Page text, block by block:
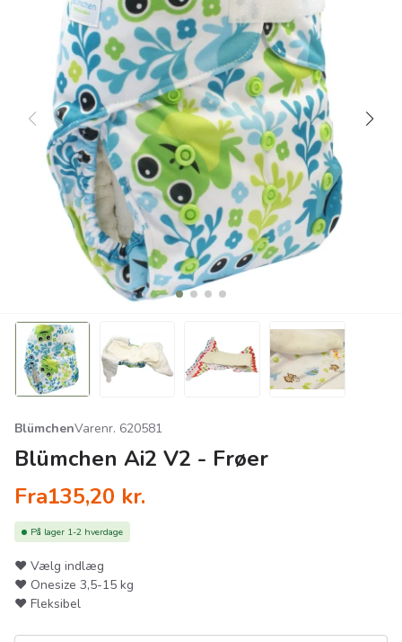
BlümchenVarenr. 620581
Blümchen Ai2 V2 - Frøer
Fra135,20 kr.
På lager 1-2 hverdage
❤ Vælg indlæg
❤ Onesize 3,5-15 kg
❤ Fleksibel